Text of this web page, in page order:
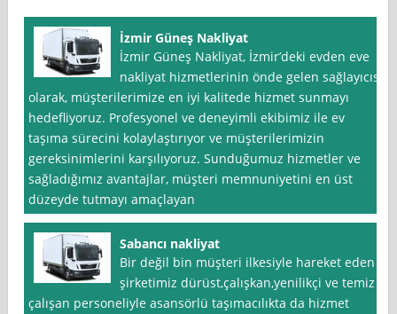
İzmir Güneş Nakliyat
İzmir Güneş Nakliyat, İzmir’deki evden eve
nakliyat hizmetlerinin önde gelen sağlayıcısı
olarak, müşterilerimize en iyi kalitede hizmet sunmayı
hedefliyoruz. Profesyonel ve deneyimli ekibimiz ile ev
taşıma sürecini kolaylaştırıyor ve müşterilerimizin
gereksinimlerini karşılıyoruz. Sunduğumuz hizmetler ve
sağladığımız avantajlar, müşteri memnuniyetini en üst
düzeyde tutmayı amaçlayan
Sabancı nakliyat
Bir değil bin müşteri ilkesiyle hareket eden
şirketimiz dürüst,çalışkan,yenilikçi ve temiz
çalışan personeliyle asansörlü taşımacılıkta da hizmet